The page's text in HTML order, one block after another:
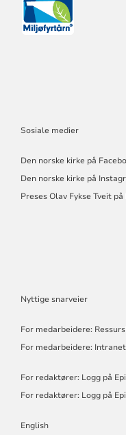
Sosiale medier
Den norske kirke på
Den norske kirke på
Preses Olav Fykse Tveit på
Nyttige snarveier
For medarbeidere:
For medarbeidere:
For redaktører: Logg på
For redaktører: Logg på
English